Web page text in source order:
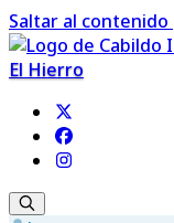
Saltar al contenido
El Hierro